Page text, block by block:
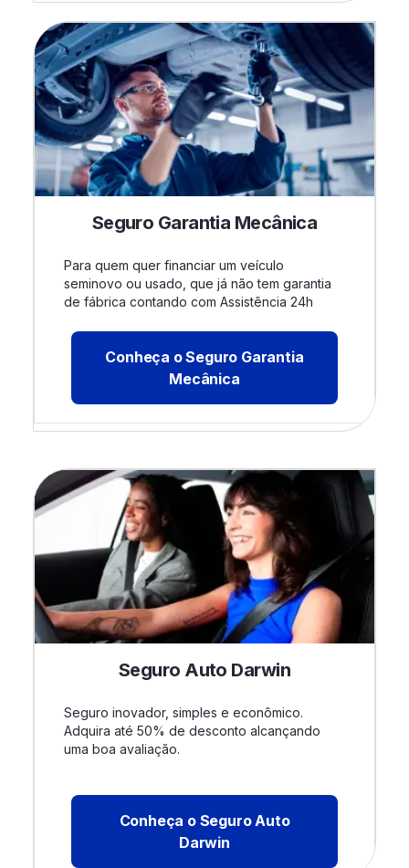
Seguro Garantia Mecânica
Para quem quer financiar um veículo
seminovo ou usado, que já não tem garantia
de fábrica contando com Assistência 24h
Conheça o Seguro Garantia
Mecânica
Seguro Auto Darwin
Seguro inovador, simples e econômico.
Adquira até 50% de desconto alcançando
uma boa avaliação.
Conheça o Seguro Auto
Darwin